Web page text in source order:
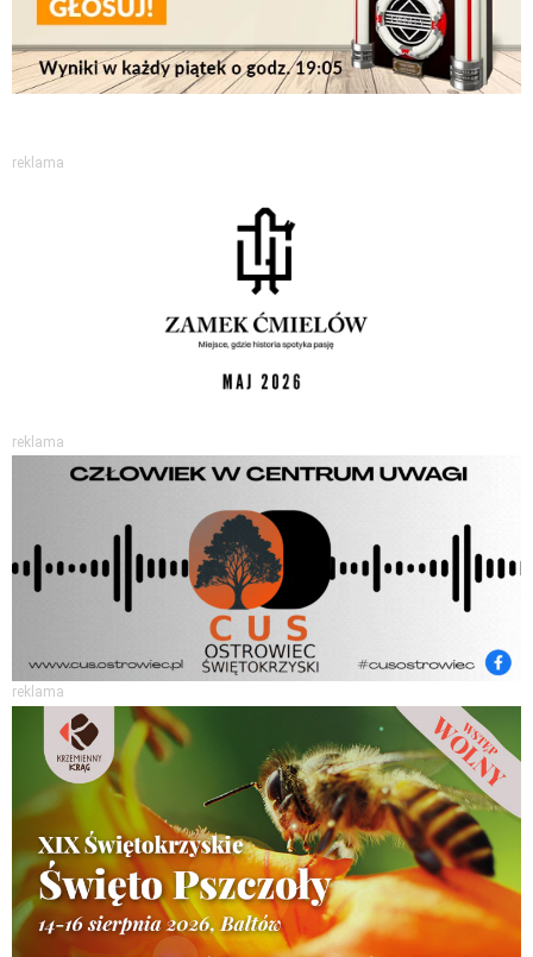
reklama
reklama
reklama